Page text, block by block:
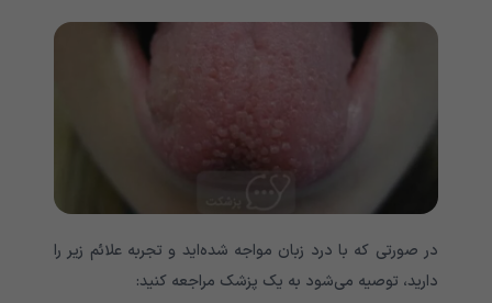
در صورتی که با درد زبان مواجه شده‌اید و تجربه علائم زیر را
دارید، توصیه می‌شود به یک پزشک مراجعه کنید: